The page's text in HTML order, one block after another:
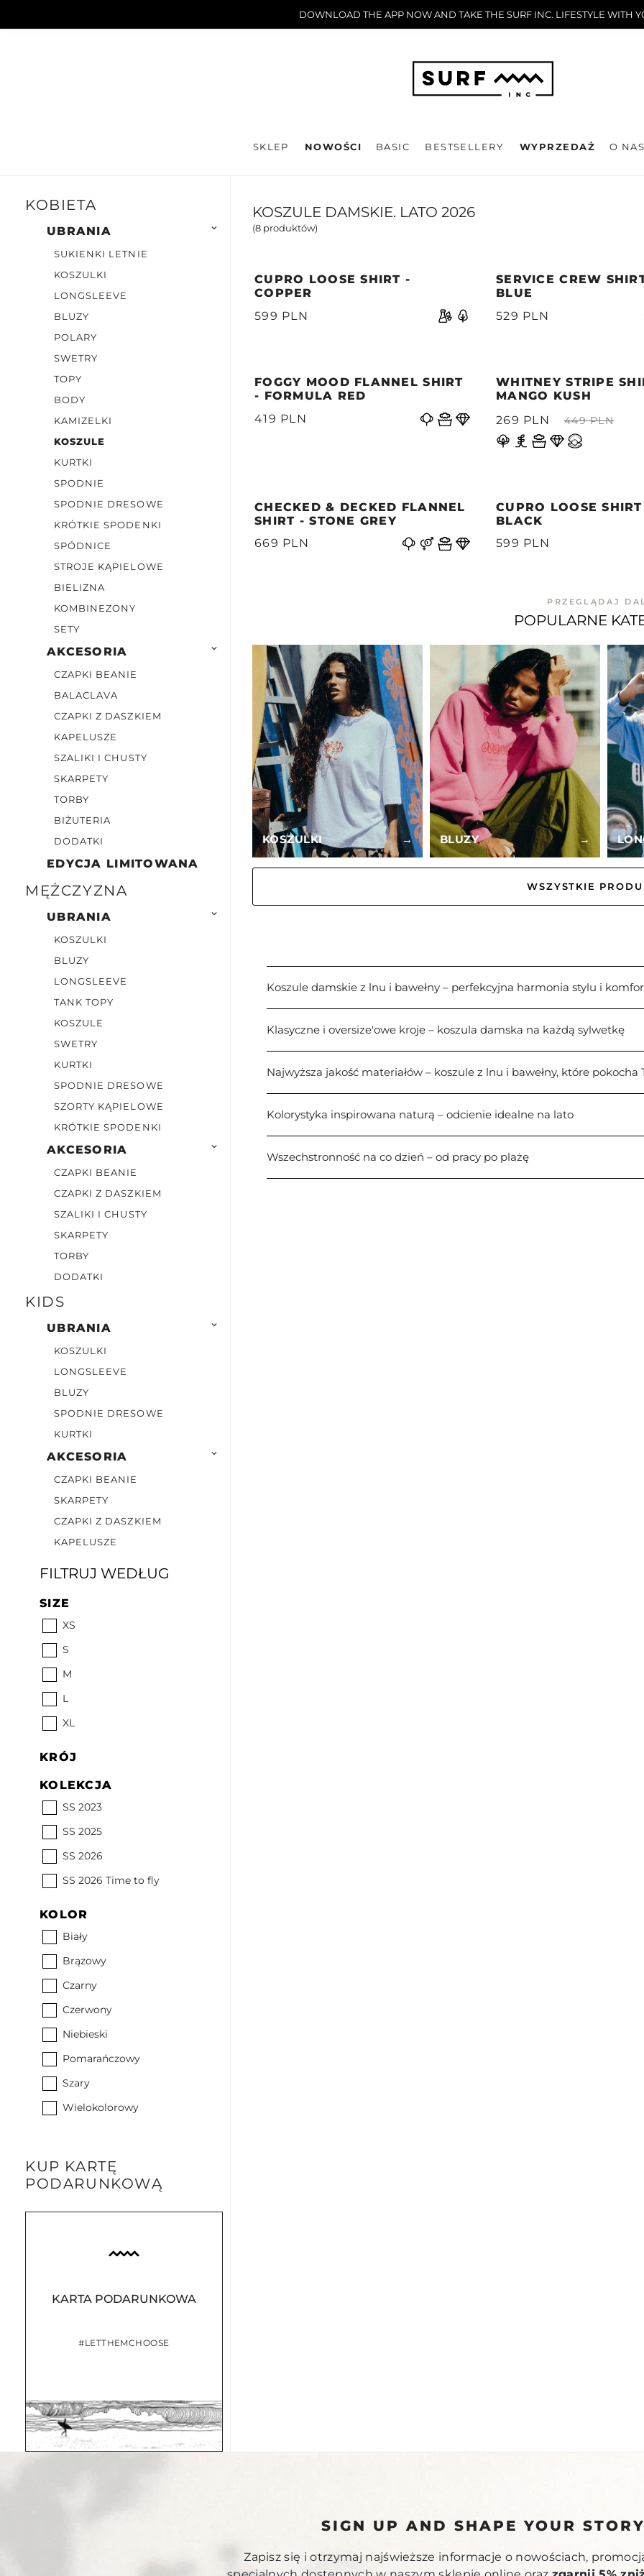
DOWNLOAD THE APP NOW AND TAKE THE SURF INC. LIFESTYLE WITH
SKLEP NOWOŚCI BASIC BESTSELLERY WYPRZEDAŻ O NAS
KOBIETA
UBRANIA 
SUKIENKI LETNIE
KOSZULKI
LONGSLEEVE
BLUZY
POLARY
SWETRY
TOPY
BODY
KAMIZELKI
KOSZULE
KURTKI
SPODNIE
SPODNIE DRESOWE
KRÓTKIE SPODENKI
SPÓDNICE
STROJE KĄPIELOWE
BIELIZNA
KOMBINEZONY
SETY
AKCESORIA 
CZAPKI BEANIE
BALACLAVA
CZAPKI Z DASZKIEM
KAPELUSZE
SZALIKI I CHUSTY
SKARPETY
TORBY
BIŻUTERIA
DODATKI
EDYCJA LIMITOWANA
MĘŻCZYZNA
UBRANIA 
KOSZULKI
BLUZY
LONGSLEEVE
TANK TOPY
KOSZULE
SWETRY
KURTKI
SPODNIE DRESOWE
SZORTY KĄPIELOWE
KRÓTKIE SPODENKI
AKCESORIA 
CZAPKI BEANIE
CZAPKI Z DASZKIEM
SZALIKI I CHUSTY
SKARPETY
TORBY
DODATKI
KIDS
UBRANIA 
KOSZULKI
LONGSLEEVE
BLUZY
SPODNIE DRESOWE
KURTKI
AKCESORIA 
CZAPKI BEANIE
SKARPETY
CZAPKI Z DASZKIEM
KAPELUSZE
FILTRUJ WEDŁUG
SIZE
XS
S
M
L
XL
KRÓJ
KOLEKCJA
SS 2023
SS 2025
SS 2026
SS 2026 Time to fly
KOLOR
Biały
Brązowy
Czarny
Czerwony
Niebieski
Pomarańczowy
Szary
Wielokolorowy
KUP KARTĘ
PODARUNKOWĄ
KARTA PODARUNKOWA
#LETTHEMCHOOSE
KOSZULE DAMSKIE. LATO 2026
(8 produktów)
CUPRO LOOSE SHIRT -
COPPER
599 PLN
SERVICE CREW
BLUE
529 PLN
FOGGY MOOD FLANNEL SHIRT
- FORMULA RED
419 PLN
WHITNEY STRIPE
MANGO KUSH
269 PLN
449 PLN
CHECKED & DECKED FLANNEL
SHIRT - STONE GREY
669 PLN
CUPRO LOOSE
BLACK
599 PLN
PRZEGLĄDAJ
POPULARNE
KOSZULKI → BLUZY →
WSZYSTKIE
Koszule damskie z lnu i bawełny – perfekcyjna harmonia stylu i
Klasyczne i oversize'owe kroje – koszula damska na każdą sylwetkę
Najwyższa jakość materiałów – koszule z lnu i bawełny, które pokocha
Kolorystyka inspirowana naturą – odcienie idealne na lato
Wszechstronność na co dzień – od pracy po plażę
SIGN UP AND SHAPE YOUR STORY
Zapisz się i otrzymaj najświeższe informacje o nowościach,